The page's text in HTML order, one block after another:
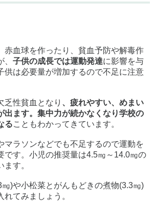
赤血球を作ったり、貧血予防や解毒作
子供の成長では運動発達に影響を与
供は必要量が増加するので不足に注意
乏性貧血となり 、疲れやすい、めまい
出ます。集中力が続かなくなり学校の
ることもわかってきています。
マラソンなどでも不足するので運動を
です。小児の推奨量は4.5㎎～14.0㎎の
す。
)や小松菜とがんもどきの煮物(3.3㎎)
てみましょう。